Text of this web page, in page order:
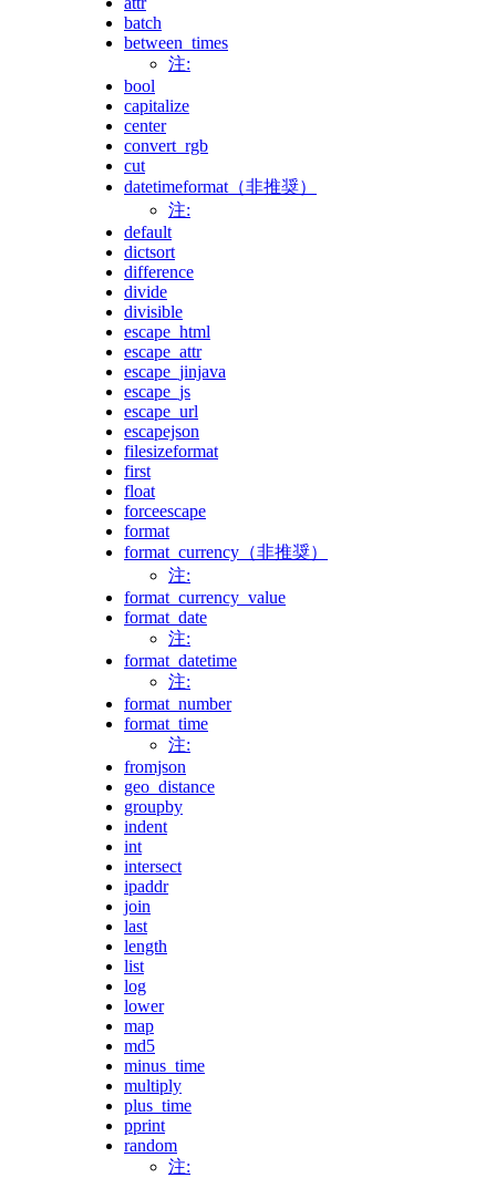
batch
between_times
注:
bool
capitalize
center
convert_rgb
cut
datetimeformat（非推奨）
注:
default
dictsort
difference
divide
divisible
escape_html
escape_attr
escape_jinjava
escape_js
escape_url
escapejson
filesizeformat
first
float
forceescape
format
format_currency（非推奨）
注:
format_currency_value
format_date
注:
format_datetime
注:
format_number
format_time
注:
fromjson
geo_distance
groupby
indent
int
intersect
ipaddr
join
last
length
list
log
lower
map
md5
minus_time
multiply
plus_time
pprint
random
注: